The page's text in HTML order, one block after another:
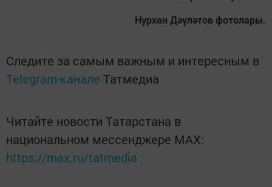
Нурхан Дәүләтов фотолары.
Следите за самым важным и интересным в
Telegram-канале Татмедиа
Читайте новости Татарстана в
национальном мессенджере MАХ:
https://max.ru/tatmedia